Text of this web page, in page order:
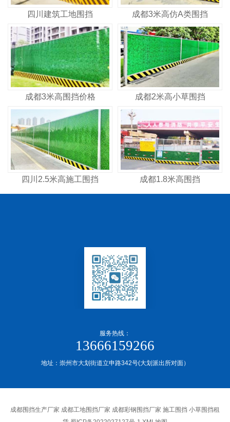
四川建筑工地围挡 成都3米高仿A类围挡
成都3米高围挡价格 成都2米高小草围挡
四川2.5米高施工围挡 成都1.8米高围挡
服务热线：
13666159266
地址：崇州市大划街道立申路342号(大划派出所对面）
成都围挡生产厂家 成都工地围挡厂家 成都彩钢围挡厂家 施工围挡 小草围挡租